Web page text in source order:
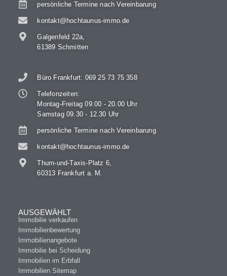
persönliche Termine nach Vereinbarung
kontakt@hochtaunus-immo.de
Galgenfeld 22a,
61389 Schmitten
Büro Frankfurt: 069 25 73 75 358
Telefonzeiten:
Montag-Freitag 09.00 - 20.00 Uhr
Samstag 09.30 - 12.30 Uhr
persönliche Termine nach Vereinbarung
kontakt@hochtaunus-immo.de
Thurn-und-Taxis-Platz 6,
60313 Frankfurt a. M.
AUSGEWÄHLT
Immobilie verkaufen
Immobilienbewertung
Immobilienangebote
Immobilie bei Scheidung
Immobilien im Erbfall
Immobilien Sitemap